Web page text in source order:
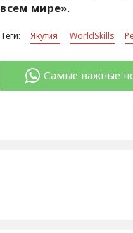
всем мире».
Теги: Якутия WorldSkills
Самые важные